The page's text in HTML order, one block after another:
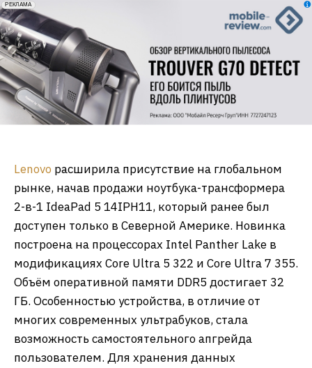
erid: 2VfnxxmNzs5
РЕКЛАМА
Lenovo расширила присутствие на глобальном
рынке, начав продажи ноутбука-трансформера
2-в-1 IdeaPad 5 14IPH11, который ранее был
доступен только в Северной Америке. Новинка
построена на процессорах Intel Panther Lake в
модификациях Core Ultra 5 322 и Core Ultra 7 355.
Объём оперативной памяти DDR5 достигает 32
ГБ. Особенностью устройства, в отличие от
многих современных ультрабуков, стала
возможность самостоятельного апгрейда
пользователем. Для хранения данных